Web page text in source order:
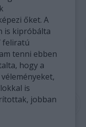
őket. A
is kipróbálta
feliratú
tenni ebben
hogy a
is
jobban